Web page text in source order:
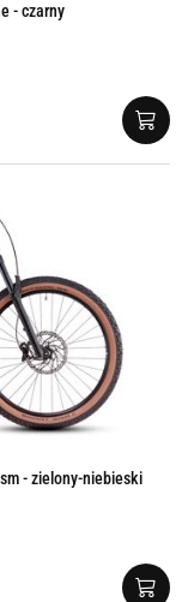
- czarny
- zielony-niebieski